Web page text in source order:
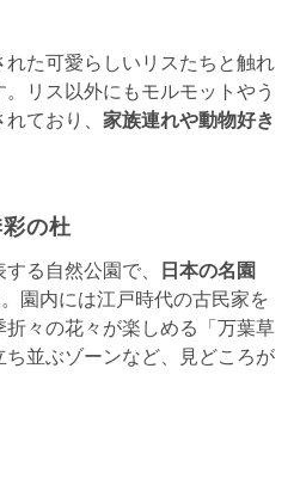
れた可愛らしいリスたちと触れ
リス以外にもモルモットやう
ており、 家族連れや動物好き
の杜
る自然公園で、 日本の名園
園内には江戸時代の古民家を
々の花々が楽しめる「万葉草
並ぶゾーンなど、見どころが